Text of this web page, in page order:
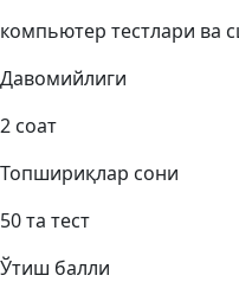
компьютер тестлари ва
Давомийлиги
2 соат
Топшириқлар сони
50 та тест
Ўтиш балли